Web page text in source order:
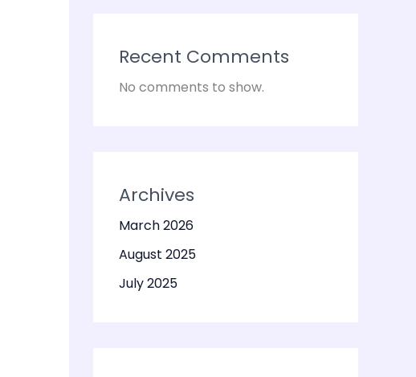
Recent Comments
No comments to show.
Archives
March 2026
August 2025
July 2025